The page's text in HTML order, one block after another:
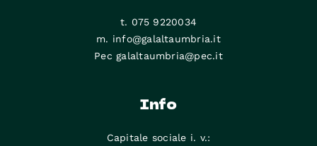
t. 075 9220034
m. info@galaltaumbria.it
Pec galaltaumbria@pec.it
Info
Capitale sociale i. v.: